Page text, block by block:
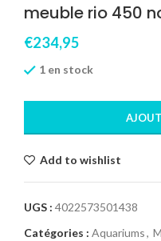
meuble rio 450
€234,95
1 en stock
Add to wishlist
UGS : 4022573501438
Catégories : Aquariums,